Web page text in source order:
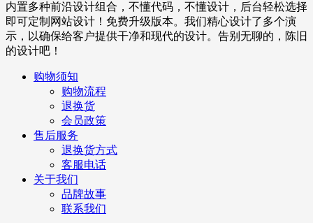
内置多种前沿设计组合，不懂代码，不懂设计，后台轻松选择
即可定制网站设计！免费升级版本。我们精心设计了多个演
示，以确保给客户提供干净和现代的设计。告别无聊的，陈旧
的设计吧！
购物须知
购物流程
退换货
会员政策
售后服务
退换货方式
客服电话
关于我们
品牌故事
联系我们